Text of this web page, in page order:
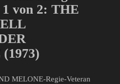
von 2: THE
MELONE-Regie-Veteran